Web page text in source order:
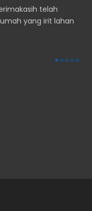
telah
yang irit lahan